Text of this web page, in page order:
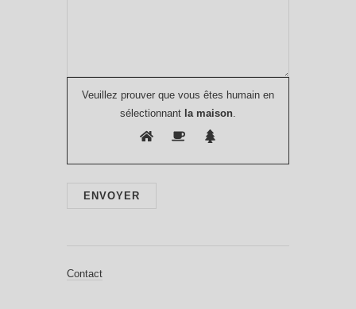
Veuillez prouver que vous êtes humain en
sélectionnant la maison.
Contact